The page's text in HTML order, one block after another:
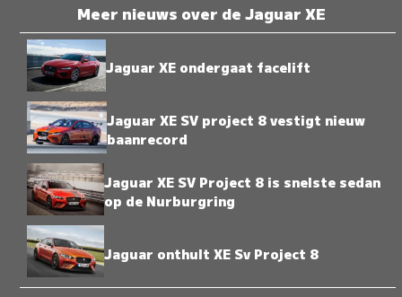
Meer nieuws over de Jaguar XE
Jaguar XE ondergaat facelift
Jaguar XE SV project 8 vestigt nieuw
baanrecord
Jaguar XE SV Project 8 is snelste sedan
op de Nurburgring
Jaguar onthult XE Sv Project 8